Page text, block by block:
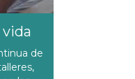
vida
de